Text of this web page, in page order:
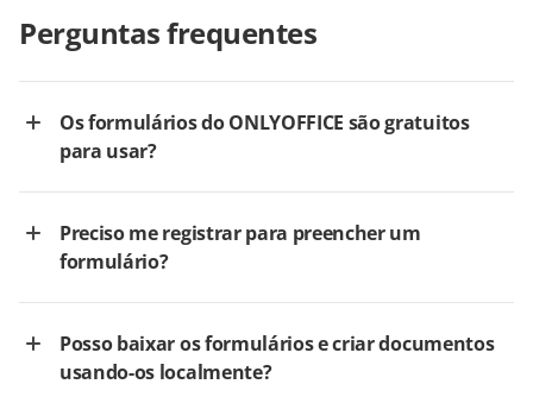
Perguntas frequentes
Os formulários do ONLYOFFICE são gratuitos
para usar?
Preciso me registrar para preencher um
formulário?
Posso baixar os formulários e criar documentos
usando-os localmente?